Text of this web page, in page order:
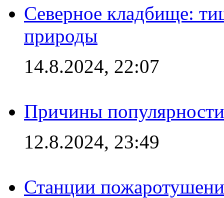
Северное кладбище:
природы
14.8.2024, 22:07
Причины
12.8.2024, 23:49
Станции